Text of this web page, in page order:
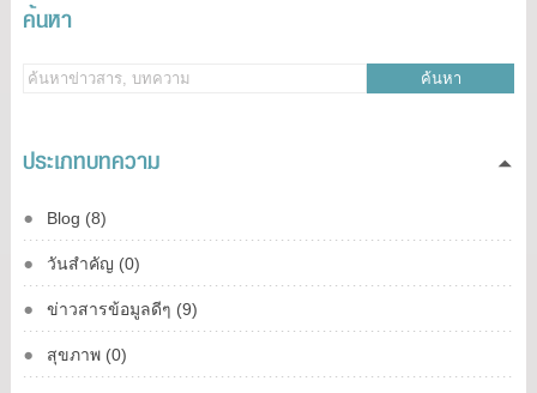
ค้นหา
ค้นหา
ประเภทบทความ
Blog (8)
วันสำคัญ (0)
ข่าวสารข้อมูลดีๆ (9)
สุขภาพ (0)